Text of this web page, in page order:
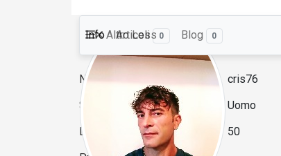
Info Articoli 0 Blog 0
Altro Less
Nome formattato
cris76
Sesso
Uomo
Data di nascita
50